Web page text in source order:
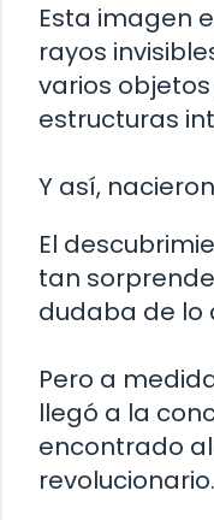
Esta imagen
rayos
varios
estructuras
Y así,
El
tan
dudaba de lo
Pero a
llegó a la
encontrado
revolucionario.